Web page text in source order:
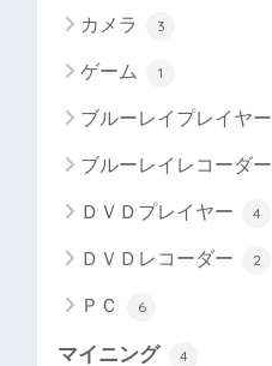
カメラ 3
ゲーム 1
ブルーレイプレイヤー
ブルーレイレコーダー
ＤＶＤプレイヤー 4
ＤＶＤレコーダー 2
ＰＣ 6
マイニング 4